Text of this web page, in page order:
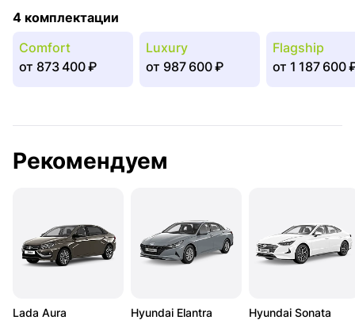
4 комплектации
Comfort
от 873 400 ₽
Luxury
от 987 600 ₽
Flagship
от 1 187 600
Рекомендуем
Lada Aura
Hyundai Elantra
Hyundai Sonata